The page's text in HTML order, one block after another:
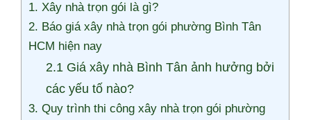
1. Xây nhà trọn gói là gì?
2. Báo giá xây nhà trọn gói phường Bình Tân
HCM hiện nay
2.1 Giá xây nhà Bình Tân ảnh hưởng bởi
các yếu tố nào?
3. Quy trình thi công xây nhà trọn gói phường